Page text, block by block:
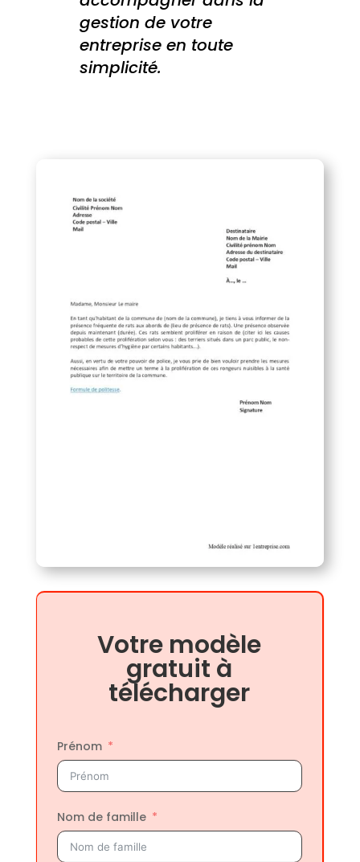
gestion de votre
entreprise en toute
simplicité.
Votre modèle
gratuit à
télécharger
Prénom
Nom de famille